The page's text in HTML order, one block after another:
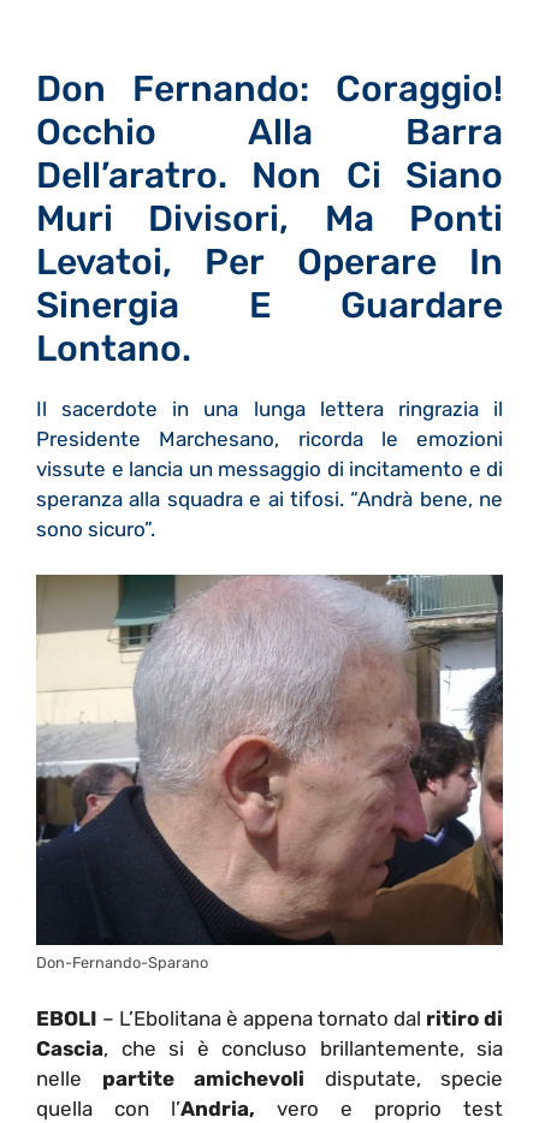
Don Fernando: Coraggio!
Occhio Alla Barra
Dell’aratro. Non Ci Siano
Muri Divisori, Ma Ponti
Levatoi, Per Operare In
Sinergia E Guardare
Lontano.
Il sacerdote in una lunga lettera ringrazia il
Presidente Marchesano, ricorda le emozioni
vissute e lancia un messaggio di incitamento e di
speranza alla squadra e ai tifosi. “Andrà bene, ne
sono sicuro”.
Don-Fernando-Sparano
EBOLI – L’Ebolitana è appena tornato dal ritiro di
Cascia, che si è concluso brillantemente, sia
nelle partite amichevoli disputate, specie
quella con l’Andria, vero e proprio test